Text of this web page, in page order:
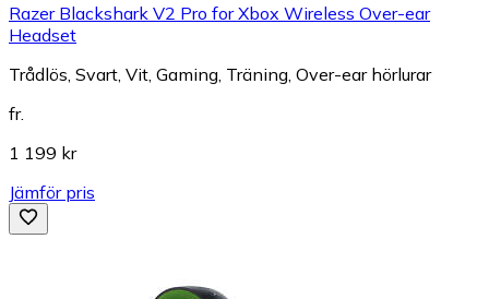
Razer Blackshark V2 Pro for Xbox Wireless Over-ear
Headset
Trådlös, Svart, Vit, Gaming, Träning, Over-ear hörlurar
fr.
1 199 kr
Jämför pris